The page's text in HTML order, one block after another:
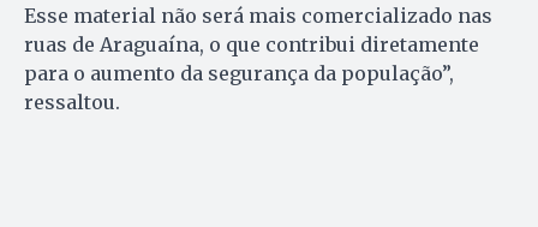
Esse material não será mais comercializado nas
ruas de Araguaína, o que contribui diretamente
para o aumento da segurança da população”,
ressaltou.